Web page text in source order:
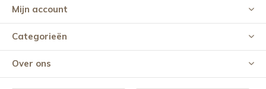
Mijn account
Categorieën
Over ons